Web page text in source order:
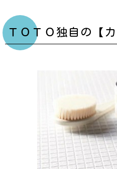
ＴＯＴＯ独自の【カ